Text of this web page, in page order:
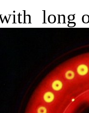
long